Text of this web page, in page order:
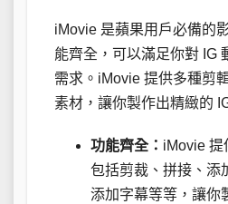
iMovie 是蘋果用戶必備的
能齊全，可以滿足你對 IG
需求。iMovie 提供多種剪
素材，讓你製作出精緻的
功能齊全： iMovie 提
包括剪裁、拼接、添
添加字幕等等，讓你